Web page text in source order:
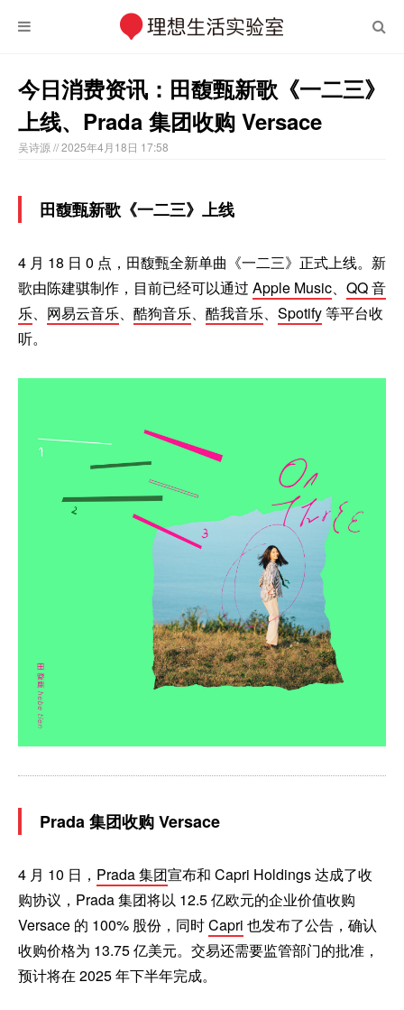
今日消费资讯：田馥甄新歌《一二三》
上线、Prada 集团收购 Versace
吴诗源 // 2025年4月18日 17:58
田馥甄新歌《一二三》上线
4 月 18 日 0 点，田馥甄全新单曲《一二三》正式上线。新
歌由陈建骐制作，目前已经可以通过 Apple Music、 QQ 音
乐、 网易云音乐、 酷狗音乐、 酷我音乐、 Spotify等平台收
听。
Prada 集团收购 Versace
4 月 10 日， Prada 集团宣布和 Capri Holdings 达成了收
购协议，Prada 集团将以 12.5 亿欧元的企业价值收购
Versace 的 100% 股份，同时Capri 也发布了公告，确认
收购价格为 13.75 亿美元。交易还需要监管部门的批准，
预计将在 2025 年下半年完成。